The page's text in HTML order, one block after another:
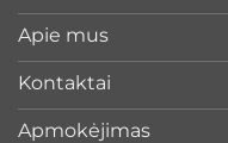
Apie mus
Kontaktai
Apmokėjimas